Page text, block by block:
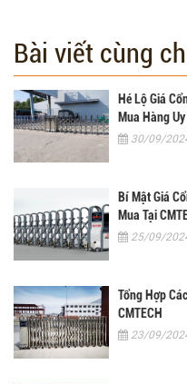
Bài viết cùng
Hé Lộ Giá
Mua Hàng
30/09/
Bí Mật Giá
Mua Tại
25/09/
Tổng Hợp
CMTECH
23/09/